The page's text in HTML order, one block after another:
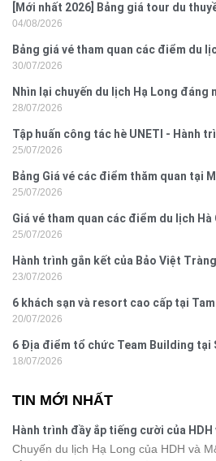
[Mới nhất 2026] Bảng giá tour du
6 sao
04/08/2026
Bảng giá vé tham quan các điểm du
nhật 2026
30/07/2026
Nhìn lại chuyến du lịch Hạ Long đáng
Tân Hưng 2026
28/07/2026
Tập huấn công tác hè UNETI - Hành
Hòn Dấu, Đồ Sơn
25/07/2026
Bảng Giá vé các điểm thăm quan tại
La 2026
25/07/2026
Giá vé tham quan các điểm du lịch Hà
2026
25/07/2026
Hành trình gắn kết của Bảo Việt
- Phú Yên
23/07/2026
6 khách sạn và resort cao cấp tại
tiện nghi
20/07/2026
6 Địa điểm tổ chức Team Building tại
hiện nay
18/07/2026
TIN MỚI NHẤT
Hành trình đầy ắp tiếng cười của HDH
Long
Chuyến du lịch Hạ Long của HDH và